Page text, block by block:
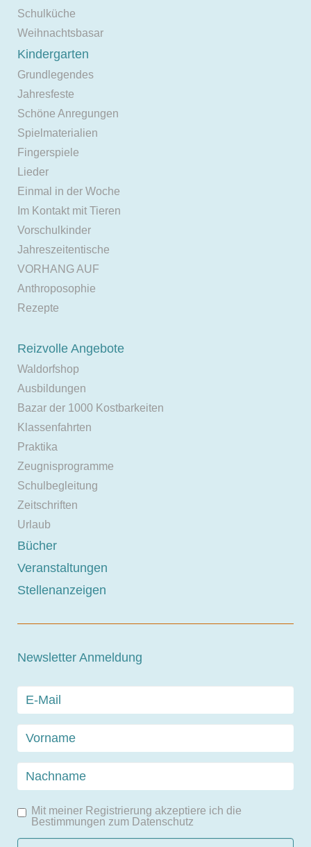
Schulküche
Weihnachtsbasar
Kindergarten
Grundlegendes
Jahresfeste
Schöne Anregungen
Spielmaterialien
Fingerspiele
Lieder
Einmal in der Woche
Im Kontakt mit Tieren
Vorschulkinder
Jahreszeitentische
VORHANG AUF
Anthroposophie
Rezepte
Reizvolle Angebote
Waldorfshop
Ausbildungen
Bazar der 1000 Kostbarkeiten
Klassenfahrten
Praktika
Zeugnisprogramme
Schulbegleitung
Zeitschriften
Urlaub
Bücher
Veranstaltungen
Stellenanzeigen
Newsletter Anmeldung
Mit meiner Registrierung akzeptiere ich die
Bestimmungen zum Datenschutz